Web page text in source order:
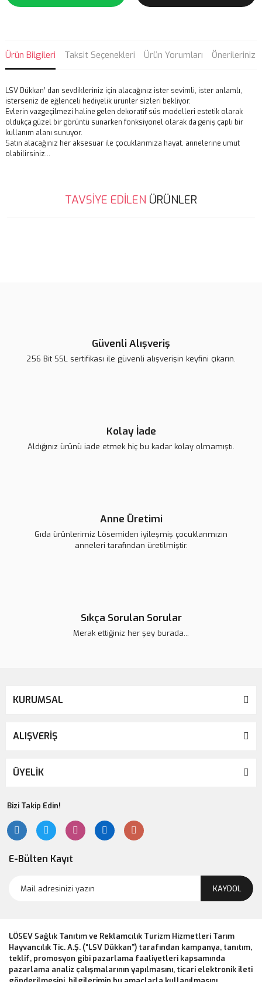
Ürün Bilgileri Taksit Seçenekleri Ürün Yorumları Önerileriniz
LSV Dükkan’ dan sevdikleriniz için alacağınız ister sevimli, ister anlamlı,
isterseniz de eğlenceli hediyelik ürünler sizleri bekliyor.
Evlerin vazgeçilmezi haline gelen dekoratif süs modelleri estetik olarak
oldukça güzel bir görüntü sunarken fonksiyonel olarak da geniş çaplı bir
kullanım alanı sunuyor.
Satın alacağınız her aksesuar ile çocuklarımıza hayat, annelerine umut
olabilirsiniz…
Bu ürünün fiyat bilgisi, resim, ürün açıklamalarında ve diğer
konularda yetersiz gördüğünüz noktaları öneri formunu kullanarak
TAVSİYE EDİLEN ÜRÜNLER
420,00 TL
Güvenli Alışveriş
256 Bit SSL sertifikası ile güvenli alışverişin keyfini çıkarın.
Kolay İade
Aldığınız ürünü iade etmek hiç bu kadar kolay olmamıştı.
Anne Üretimi
Gıda ürünlerimiz Lösemiden iyileşmiş çocuklarımızın
anneleri tarafından üretilmiştir.
Sıkça Sorulan Sorular
Merak ettiğiniz her şey burada...
KURUMSAL
ALIŞVERİŞ
ÜYELİK
Bizi Takip Edin!
E-Bülten Kayıt
KAYDOL
LÖSEV Sağlık Tanıtım ve Reklamcılık Turizm Hizmetleri Tarım
Hayvancılık Tic. A.Ş. (“LSV Dükkan”) tarafından kampanya, tanıtım,
teklif, promosyon gibi pazarlama faaliyetleri kapsamında
pazarlama analiz çalışmalarının yapılmasını, ticari elektronik ileti